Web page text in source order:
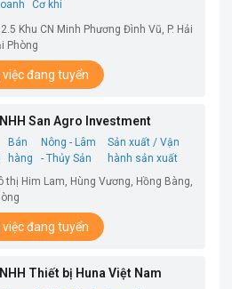
Cơ khí
2.5 Khu CN Minh Phương Đình Vũ, P. Hải
Phòng
việc đang tuyển
San Agro Investment
Bán
hàng
Nông - Lâm
- Thủy Sản
Sản xuất / Vận
hành sản xuất
thị Him Lam, Hùng Vương, Hồng Bàng,
việc đang tuyển
Thiết bị Huna Việt Nam